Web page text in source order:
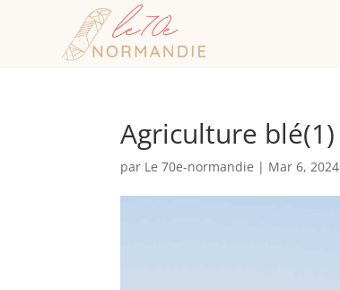
Agriculture blé(1)
par Le 70e-normandie | Mar 6, 2024